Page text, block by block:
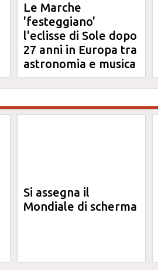
Le Marche
'festeggiano'
l'eclisse di Sole dopo
27 anni in Europa tra
astronomia e musica
Si assegna il
Mondiale di scherma